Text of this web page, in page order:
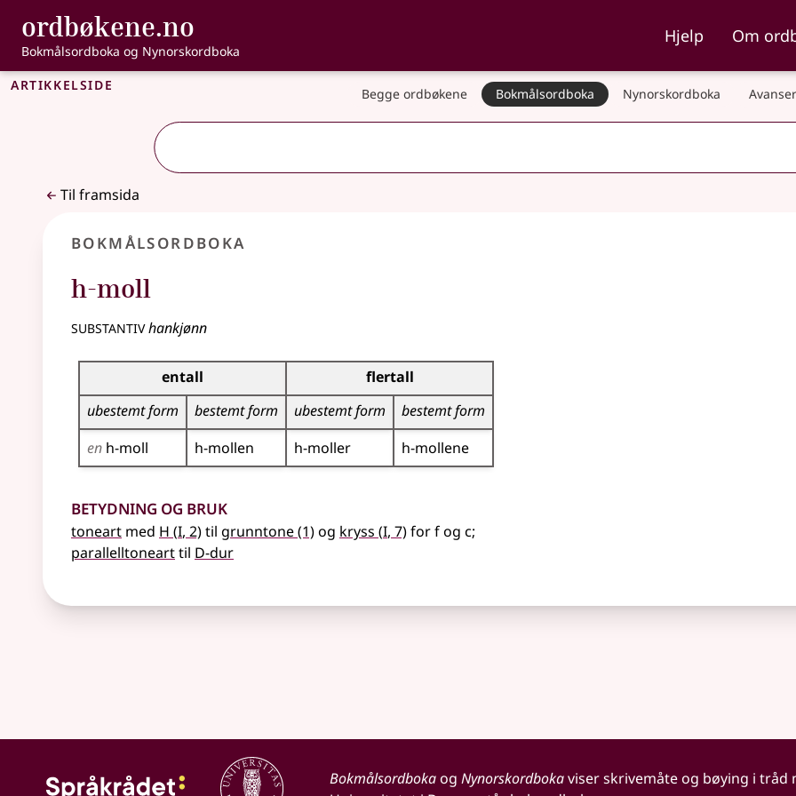
Gå til hovudinnhald
Tilgjenge
ordbøkene.no , Bokmålsordboka og Nynorskordboka
Bokmålsordboka og Nynorskordboka
Hjelp Om
Artikkelside Begge ordbøkene Bokmålsordboka Nynorskordboka
Til framsida
Bokmålsordboka
h-moll
substantivhankjønn
Bøyingstabell for dette substantivet
entall
flertall
ubestemt form
bestemt form ubestemt form
bestemt form
en h-moll h-mollen h-moller h-mollene
Betydning og bruk
toneart med H (1
I, 2)til grunntone(1)og kryss (1
I, 7)for f og c;
parallelltonearttil D-dur
Bokmålsordbokaog Nynorskordbokaviser skrivemåte og bøying i tråd